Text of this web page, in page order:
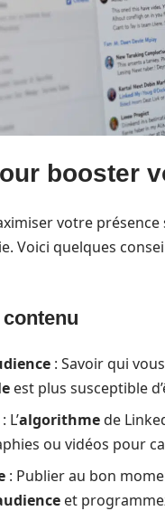
booster
votre
Voici quelques
: Savoir qui
est plus susceptible
: L’algorithmede
ou vidéos pour
: Publier au bon
et